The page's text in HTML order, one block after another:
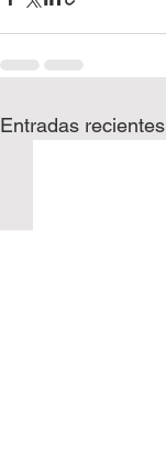
Entradas recientes